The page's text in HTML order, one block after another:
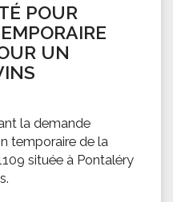
POUR
UN
la demande
temporaire de la
située à Pontaléry